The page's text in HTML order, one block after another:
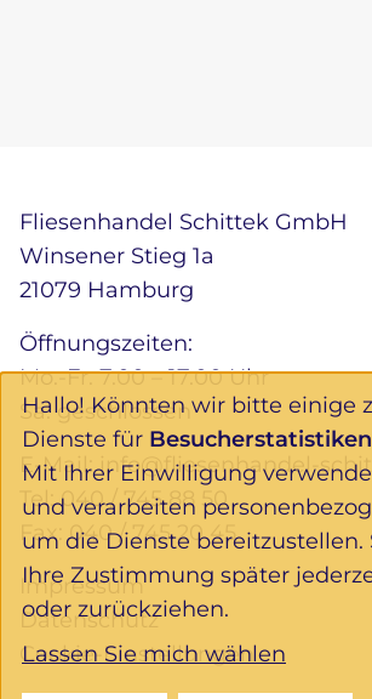
Fliesenhandel Schittek GmbH
Winsener Stieg 1a
21079 Hamburg
Öffnungszeiten:
Mo.-Fr. 7.00 – 17.00 Uhr
Sa. geschlossen
E-Mail:info@fliesenhandel-
Tel:040 / 745 88 50
Fax: 040 / 745 20 45
Impressum
Datenschutz
Cookie-Einstellungen
Hallo! Könnten wir bitte einige
Dienste für Besucherstatistiken
Mit Ihrer Einwilligung
und verarbeiten
um die Dienste bereitzustellen.
Ihre Zustimmung später
oder zurückziehen.
Lassen Sie mich wählen